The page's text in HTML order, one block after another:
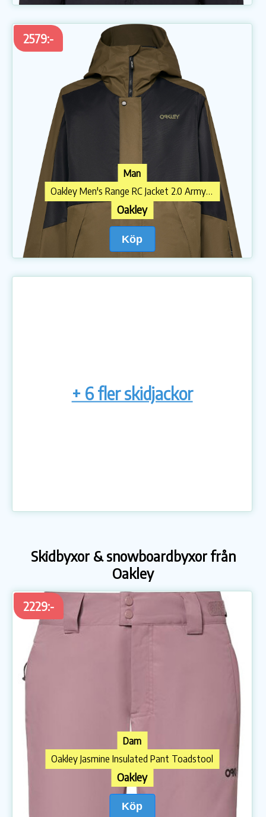
2579:-
Man
Oakley Men's Range RC Jacket 2.0 Army Green
Oakley
Köp
+ 6 fler skidjackor
Skidbyxor & snowboardbyxor från
Oakley
2229:-
Dam
Oakley Jasmine Insulated Pant Toadstool
Oakley
Köp